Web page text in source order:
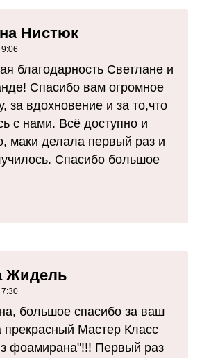
Нистюк
благодарность Светлане и
Спасибо вам огромное
за вдохновение и за то,что
с нами. Всё доступно и
маки делала первый раз и
Спасибо большое
Жидель
большое спасибо за ваш
прекрасный Мастер Класс
фоамирана"!!! Первый раз